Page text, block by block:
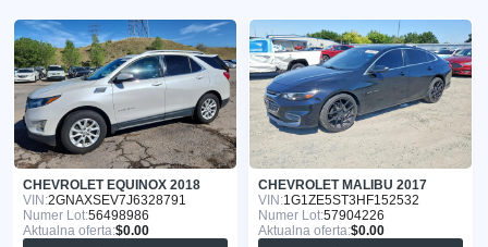
CHEVROLET EQUINOX 2018
VIN:2GNAXSEV7J6328791
Numer Lot:56498986
Aktualna oferta:$0.00
CHEVROLET MALIBU 2017
VIN:1G1ZE5ST3HF152532
Numer Lot:57904226
Aktualna oferta:$0.00